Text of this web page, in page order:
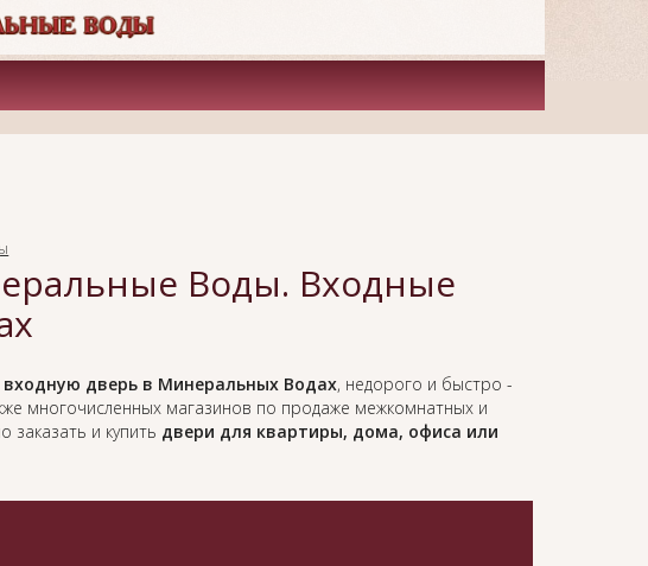
Воды. Входные
дверь в Минеральных Водах, недорого и быстро -
многочисленных магазинов по продаже межкомнатных и
и купить двери для квартиры, дома, офиса или